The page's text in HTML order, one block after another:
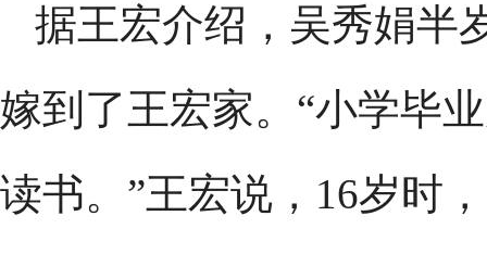
据王宏介绍，吴秀娟半
嫁到了王宏家。“小学毕
读书。”王宏说，16岁时